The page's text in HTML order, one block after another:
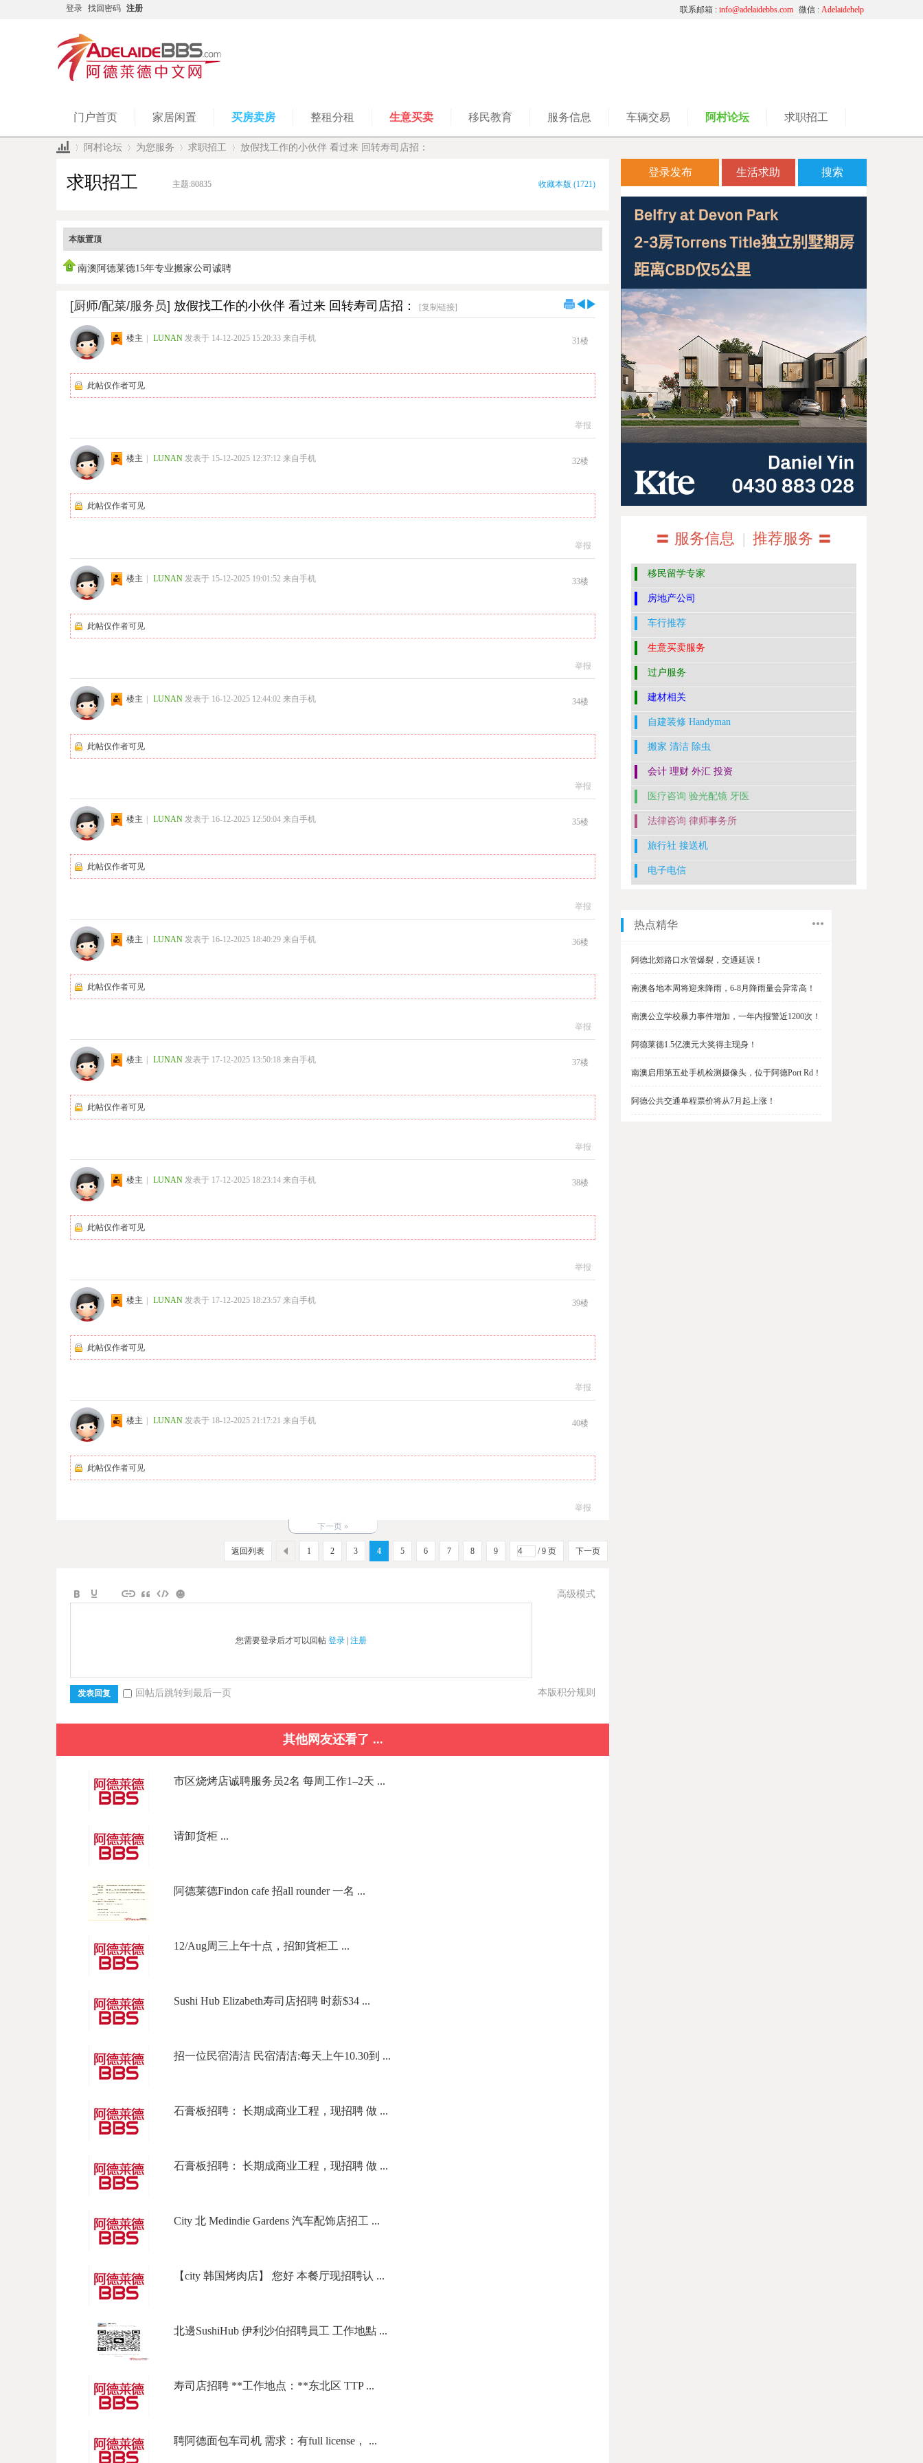
登录 找回密码 注册 微信 : Adelaidehelp
联系邮箱 : info@adelaidebbs.com
门户首页 家居闲置 买房卖房 整租分租 生意买卖 移民教育 服务信息 车辆交易 阿村论坛 求职招工
阿村论坛 为您服务 求职招工 放假找工作的小伙伴 看过来 回转寿司店招：
求职招工 主题:80835 收藏本版 (1721)
本版置顶
南澳阿德莱德15年专业搬家公司诚聘
[厨师/配菜/服务员] 放假找工作的小伙伴 看过来 回转寿司店招： [复制链接]
31楼
楼主 | LUNAN 发表于 14-12-2025 15:20:33 来自手机
此帖仅作者可见
举报
32楼
楼主 | LUNAN 发表于 15-12-2025 12:37:12 来自手机
此帖仅作者可见
举报
33楼
楼主 | LUNAN 发表于 15-12-2025 19:01:52 来自手机
此帖仅作者可见
举报
34楼
楼主 | LUNAN 发表于 16-12-2025 12:44:02 来自手机
此帖仅作者可见
举报
35楼
楼主 | LUNAN 发表于 16-12-2025 12:50:04 来自手机
此帖仅作者可见
举报
36楼
楼主 | LUNAN 发表于 16-12-2025 18:40:29 来自手机
此帖仅作者可见
举报
37楼
楼主 | LUNAN 发表于 17-12-2025 13:50:18 来自手机
此帖仅作者可见
举报
38楼
楼主 | LUNAN 发表于 17-12-2025 18:23:14 来自手机
此帖仅作者可见
举报
39楼
楼主 | LUNAN 发表于 17-12-2025 18:23:57 来自手机
此帖仅作者可见
举报
40楼
楼主 | LUNAN 发表于 18-12-2025 21:17:21 来自手机
此帖仅作者可见
举报
下一页 »
1 2 3 4 5 6 7 8 9 / 9 页 下一页
返回列表
高级模式
您需要登录后才可以回帖 登录 | 注册
本版积分规则
发表回复 回帖后跳转到最后一页
其他网友还看了 ...
市区烧烤店诚聘服务员2名 每周工作1–2天 ...
请卸货柜 ...
阿德莱德Findon cafe 招all rounder 一名 ...
12/Aug周三上午十点，招卸貨柜工 ...
Sushi Hub Elizabeth寿司店招聘 时薪$34 ...
招一位民宿清洁 民宿清洁:每天上午10.30到 ...
石膏板招聘： 长期成商业工程，现招聘 做 ...
石膏板招聘： 长期成商业工程，现招聘 做 ...
City 北 Medindie Gardens 汽车配饰店招工 ...
【city 韩国烤肉店】 您好 本餐厅现招聘认 ...
北邊SushiHub 伊利沙伯招聘員工 工作地點 ...
寿司店招聘 **工作地点：**东北区 TTP ...
聘阿德面包车司机 需求：有full license， ...
登录发布 生活求助 搜索
〓 服务信息 | 推荐服务 〓
移民留学专家
房地产公司
车行推荐
生意买卖服务
过户服务
建材相关
自建装修 Handyman
搬家 清洁 除虫
会计 理财 外汇 投资
医疗咨询 验光配镜 牙医
法律咨询 律师事务所
旅行社 接送机
电子电信
热点精华
阿德北郊路口水管爆裂，交通延误！
南澳各地本周将迎来降雨，6-8月降雨量会异常高！
南澳公立学校暴力事件增加，一年内报警近1200次！
阿德莱德1.5亿澳元大奖得主现身！
南澳启用第五处手机检测摄像头，位于阿德Port Rd！
阿德公共交通单程票价将从7月起上涨！